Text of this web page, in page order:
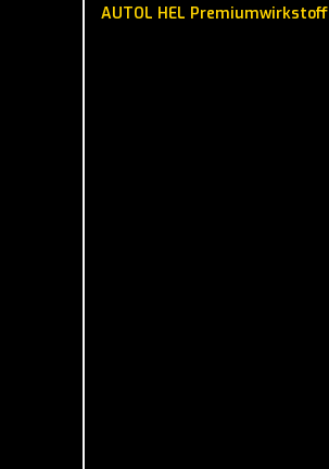
AUTOL HEL Premiumwirkstoff